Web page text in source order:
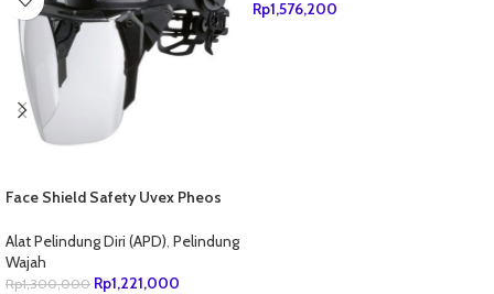
Face Shield Safety Uvex Pheos
Alat Pelindung Diri (APD), Pelindung
Wajah
Rp1,300,000 Rp1,221,000
Rp1,576,200